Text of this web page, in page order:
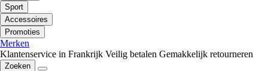
Sport
Accessoires
Promoties
Merken
Klantenservice in Frankrijk Veilig betalen Gemakkelijk retourneren
Zoeken